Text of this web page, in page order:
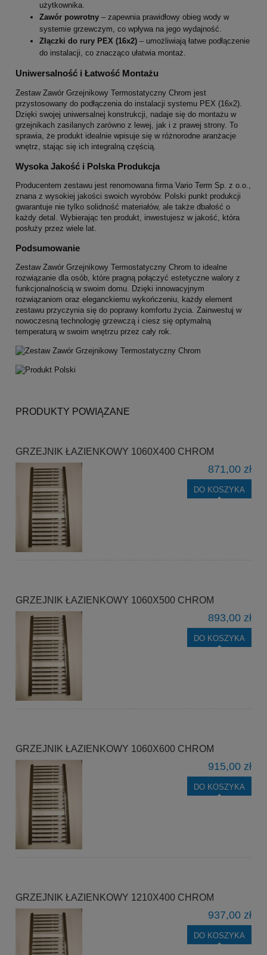
użytkownika.
Zawór powrotny – zapewnia prawidłowy obieg wody w
systemie grzewczym, co wpływa na jego wydajność.
Złączki do rury PEX (16x2) – umożliwiają łatwe podłączenie
do instalacji, co znacząco ułatwia montaż.
Uniwersalność i Łatwość Montażu
Zestaw Zawór Grzejnikowy Termostatyczny Chrom jest
przystosowany do podłączenia do instalacji systemu PEX (16x2).
Dzięki swojej uniwersalnej konstrukcji, nadaje się do montażu w
grzejnikach zasilanych zarówno z lewej, jak i z prawej strony. To
sprawia, że produkt idealnie wpisuje się w różnorodne aranżacje
wnętrz, stając się ich integralną częścią.
Wysoka Jakość i Polska Produkcja
Producentem zestawu jest renomowana firma Vario Term Sp. z o.o.,
znana z wysokiej jakości swoich wyrobów. Polski punkt produkcji
gwarantuje nie tylko solidność materiałów, ale także dbałość o
każdy detal. Wybierając ten produkt, inwestujesz w jakość, która
posłuży przez wiele lat.
Podsumowanie
Zestaw Zawór Grzejnikowy Termostatyczny Chrom to idealne
rozwiązanie dla osób, które pragną połączyć estetyczne walory z
funkcjonalnością w swoim domu. Dzięki innowacyjnym
rozwiązaniom oraz eleganckiemu wykończeniu, każdy element
zestawu przyczynia się do poprawy komfortu życia. Zainwestuj w
nowoczesną technologię grzewczą i ciesz się optymalną
temperaturą w swoim wnętrzu przez cały rok.
PRODUKTY POWIĄZANE
GRZEJNIK ŁAZIENKOWY 1060X400 CHROM
871,00 zł
DO KOSZYKA
GRZEJNIK ŁAZIENKOWY 1060X500 CHROM
893,00 zł
DO KOSZYKA
GRZEJNIK ŁAZIENKOWY 1060X600 CHROM
915,00 zł
DO KOSZYKA
GRZEJNIK ŁAZIENKOWY 1210X400 CHROM
937,00 zł
DO KOSZYKA